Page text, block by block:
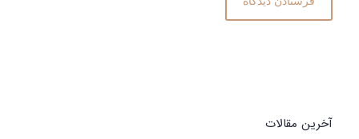
آخرین مقالات